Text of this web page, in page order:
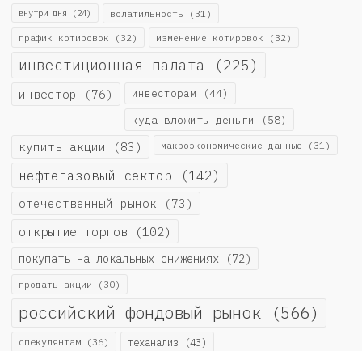
внутри дня (24) волатильность (31)
график котировок (32) изменение котировок (32)
инвестиционная палата (225)
инвестор (76) инвесторам (44)
куда вложить деньги (58)
купить акции (83) макроэкономические данные (31)
нефтегазовый сектор (142)
отечественный рынок (73)
открытие торгов (102)
покупать на локальных снижениях (72)
продать акции (30)
российский фондовый рынок (566)
спекулянтам (36) теханализ (43)